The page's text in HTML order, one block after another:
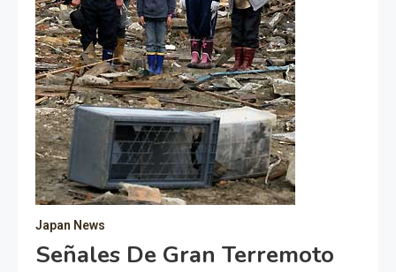
Japan News
Señales De Gran Terremoto